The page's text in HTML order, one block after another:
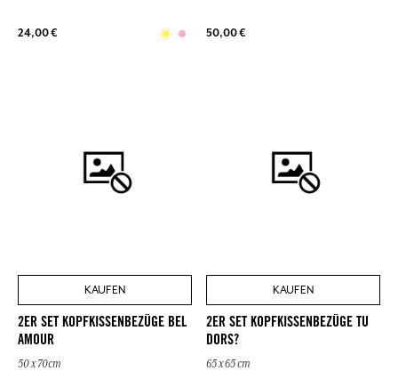
24,00 € 50,00 €
KAUFEN
2ER SET KOPFKISSENBEZÜGE BEL
AMOUR
50 x 70cm
KAUFEN
2ER SET KOPFKISSENBEZÜGE TU
DORS?
65 x 65 cm